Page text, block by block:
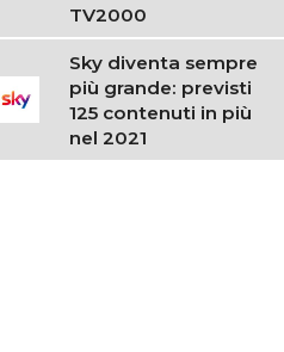
TV2000
Sky diventa sempre
più grande: previsti
125 contenuti in più
nel 2021